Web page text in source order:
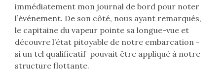
immédiatement mon journal de bord pour noter
l’événement. De son côté, nous ayant remarqués,
le capitaine du vapeur pointe sa longue-vue et
découvre l’état pitoyable de notre embarcation -
si un tel qualificatif pouvait être appliqué à notre
structure flottante.